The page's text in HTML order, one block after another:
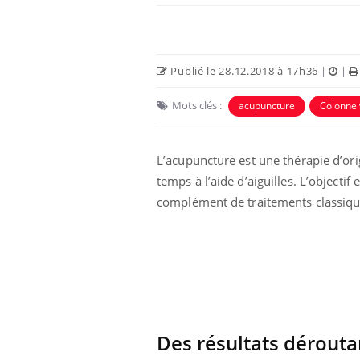
Publié le 28.12.2018 à 17h36 | |
Mots clés : acupuncture
L’acupuncture est une thérapie
temps à l’aide d’aiguilles.
complément de traitements
Des résultats
Eczéma Chronique des Mains :
expliquer ma maladie Youtube
Il y a des sujets qui sont faciles à aborder...
d'autres non ! D'un côté, poser des